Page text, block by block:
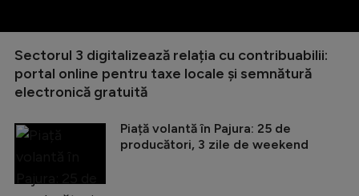
Sectorul 3 digitalizează relația cu contribuabilii:
portal online pentru taxe locale și semnătură
electronică gratuită
Piață volantă în Pajura: 25 de
producători, 3 zile de weekend